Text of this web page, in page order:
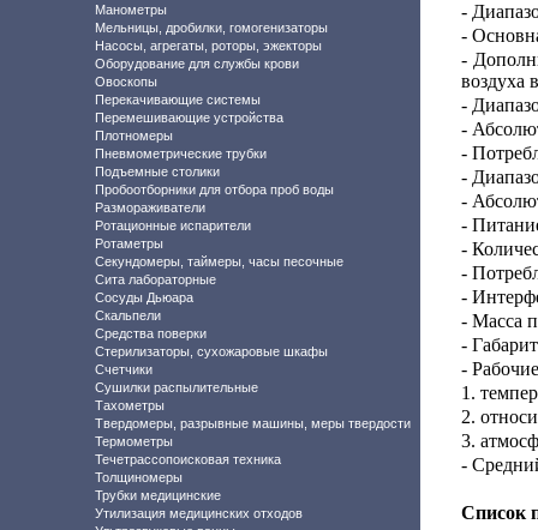
Манометры
Мельницы, дробилки, гомогенизаторы
Насосы, агрегаты, роторы, эжекторы
Оборудование для службы крови
Овоскопы
Перекачивающие системы
Перемешивающие устройства
Плотномеры
Пневмометрические трубки
Подъемные столики
Пробоотборники для отбора проб воды
Размораживатели
Ротационные испарители
Ротаметры
Секундомеры, таймеры, часы песочные
Сита лабораторные
Сосуды Дьюара
Скальпели
Средства поверки
Стерилизаторы, сухожаровые шкафы
Счетчики
Сушилки распылительные
Тахометры
Твердомеры, разрывные машины, меры твердости
Термометры
Течетрассопоисковая техника
Толщиномеры
Трубки медицинские
Утилизация медицинских отходов
-
-
-
воздуха
-
-
-
-
-
-
-
-
-
- Масса
-
-
1.
2.
3.
-
Список